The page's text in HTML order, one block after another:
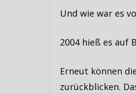
Und wie war es
2004 hieß es auf
Erneut können
zurückblicken.